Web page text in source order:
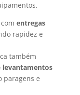
entregas
rapidez e
também
levantamentos
paragens e